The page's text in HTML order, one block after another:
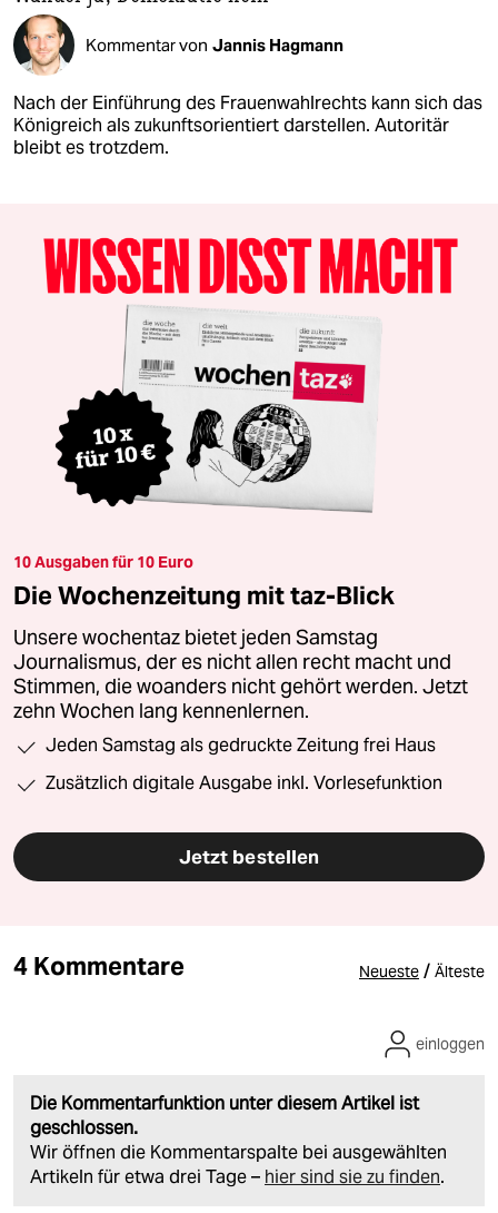
Kommentar von Jannis Hagmann
Nach der Einführung des Frauenwahlrechts kann sich das
Königreich als zukunftsorientiert darstellen. Autoritär
bleibt es trotzdem.
10 Ausgaben für 10 Euro
Die Wochenzeitung mit taz-Blick
Unsere wochentaz bietet jeden Samstag
Journalismus, der es nicht allen recht macht und
Stimmen, die woanders nicht gehört werden. Jetzt
zehn Wochen lang kennenlernen.
Jeden Samstag als gedruckte Zeitung frei Haus
Zusätzlich digitale Ausgabe inkl. Vorlesefunktion
Jetzt bestellen
4 Kommentare Neueste / Älteste
Die Kommentarfunktion unter diesem Artikel ist
geschlossen.
Wir öffnen die Kommentarspalte bei ausgewählten
Artikeln für etwa drei Tage – hier sind sie zu finden.
einloggen